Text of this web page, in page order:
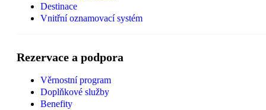
Destinace
Vnitřní oznamovací systém
Rezervace a podpora
Věrnostní program
Doplňkové služby
Benefity